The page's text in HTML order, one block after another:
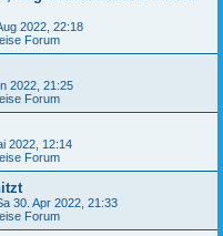
2022, 22:18
Forum
2022, 21:25
Forum
2022, 12:14
Forum
30. Apr 2022, 21:33
Forum